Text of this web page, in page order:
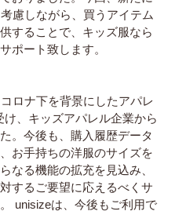
慮しながら、買うアイテム
することで、キッズ服なら
ポート致します。
ロナ下を背景にしたアパレ
、キッズアパレル企業から
。今後も、購入履歴データ
お手持ちの洋服のサイズを
なる機能の拡充を見込み、
するご要望に応えるべくサ
unisizeは、今後もご利用で